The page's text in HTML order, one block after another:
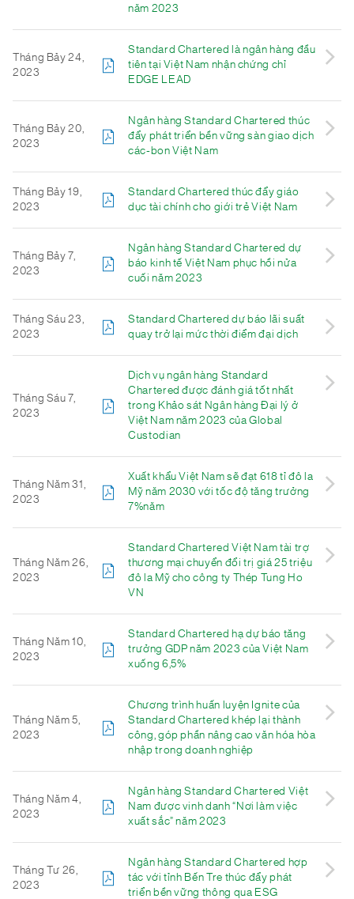
năm 2023
Tháng Bảy 24,
2023
Standard Chartered là ngân hàng đầu
tiên tại Việt Nam nhận chứng chỉ
EDGE LEAD
Tháng Bảy 20,
2023
Ngân hàng Standard Chartered thúc
đẩy phát triển bền vững sàn giao dịch
các-bon Việt Nam
Tháng Bảy 19,
2023
Standard Chartered thúc đẩy giáo
dục tài chính cho giới trẻ Việt Nam
Tháng Bảy 7,
2023
Ngân hàng Standard Chartered dự
báo kinh tế Việt Nam phục hồi nửa
cuối năm 2023
Tháng Sáu 23,
2023
Standard Chartered dự báo lãi suất
quay trở lại mức thời điểm đại dịch
Tháng Sáu 7,
2023
Dịch vụ ngân hàng Standard
Chartered được đánh giá tốt nhất
trong Khảo sát Ngân hàng Đại lý ở
Việt Nam năm 2023 của Global
Custodian
Tháng Năm 31,
2023
Xuất khẩu Việt Nam sẽ đạt 618 tỉ đô la
Mỹ năm 2030 với tốc độ tăng trưởng
7%năm
Tháng Năm 26,
2023
Standard Chartered Việt Nam tài trợ
thương mại chuyển đổi trị giá 25 triệu
đô la Mỹ cho công ty Thép Tung Ho
VN
Tháng Năm 10,
2023
Standard Chartered hạ dự báo tăng
trưởng GDP năm 2023 của Việt Nam
xuống 6,5%
Tháng Năm 5,
2023
Chương trình huấn luyện Ignite của
Standard Chartered khép lại thành
công, góp phần nâng cao văn hóa hòa
nhập trong doanh nghiệp
Tháng Năm 4,
2023
Ngân hàng Standard Chartered Việt
Nam được vinh danh “Nơi làm việc
xuất sắc” năm 2023
Tháng Tư 26,
2023
Ngân hàng Standard Chartered hợp
tác với tỉnh Bến Tre thúc đẩy phát
triển bền vững thông qua ESG